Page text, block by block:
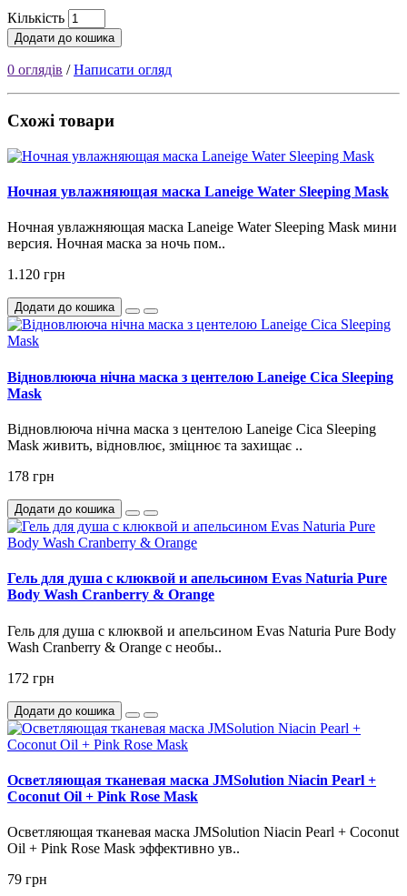
Кількість
Додати до кошика
0 оглядів /Написати огляд
Схожі товари
Ночная увлажняющая маска Laneige Water Sleeping Mask
Ночная увлажняющая маска Laneige Water Sleeping Mask мини
версия. Ночная маска за ночь пом..
1.120 грн
Додати до кошика
Відновлююча нічна маска з центелою Laneige Cica Sleeping
Mask
Відновлююча нічна маска з центелою Laneige Cica Sleeping
Mask живить, відновлює, зміцнює та захищає ..
178 грн
Додати до кошика
Гель для душа с клюквой и апельсином Evas Naturia Pure
Body Wash Cranberry & Orange
Гель для душа с клюквой и апельсином Evas Naturia Pure Body
Wash Cranberry & Orange с необы..
172 грн
Додати до кошика
Осветляющая тканевая маска JMSolution Niacin Pearl +
Coconut Oil + Pink Rose Mask
Осветляющая тканевая маска JMSolution Niacin Pearl + Coconut
Oil + Pink Rose Mask эффективно ув..
79 грн